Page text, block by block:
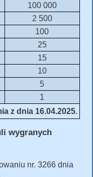
100 000
2 500
100
25
15
10
5
1
z dnia 16.04.2025.
wygranych